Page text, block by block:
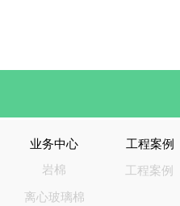
业务中心
工程案例
岩棉
离心玻璃棉
工程案例